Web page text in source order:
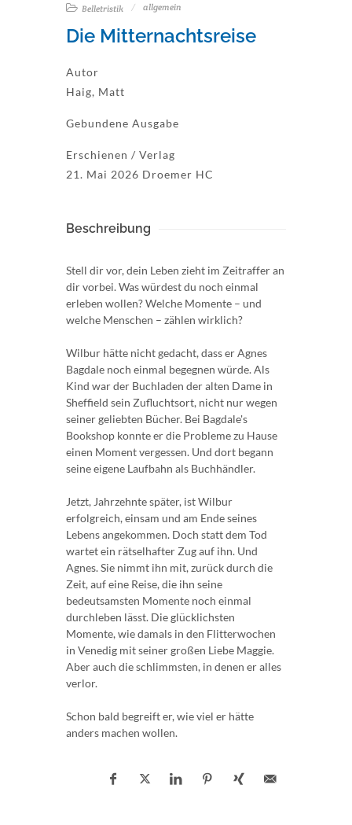
Belletristik
allgemein
Die Mitternachtsreise
Autor
Haig, Matt
Gebundene Ausgabe
Erschienen / Verlag
21. Mai 2026 Droemer HC
Beschreibung
Stell dir vor, dein Leben zieht im Zeitraffer an
dir vorbei. Was würdest du noch einmal
erleben wollen? Welche Momente – und
welche Menschen – zählen wirklich?
Wilbur hätte nicht gedacht, dass er Agnes
Bagdale noch einmal begegnen würde. Als
Kind war der Buchladen der alten Dame in
Sheffield sein Zufluchtsort, nicht nur wegen
seiner geliebten Bücher. Bei Bagdale's
Bookshop konnte er die Probleme zu Hause
einen Moment vergessen. Und dort begann
seine eigene Laufbahn als Buchhändler.
Jetzt, Jahrzehnte später, ist Wilbur
erfolgreich, einsam und am Ende seines
Lebens angekommen. Doch statt dem Tod
wartet ein rätselhafter Zug auf ihn. Und
Agnes. Sie nimmt ihn mit, zurück durch die
Zeit, auf eine Reise, die ihn seine
bedeutsamsten Momente noch einmal
durchleben lässt. Die glücklichsten
Momente, wie damals in den Flitterwochen
in Venedig mit seiner großen Liebe Maggie.
Aber auch die schlimmsten, in denen er alles
verlor.
Schon bald begreift er, wie viel er hätte
anders machen wollen.